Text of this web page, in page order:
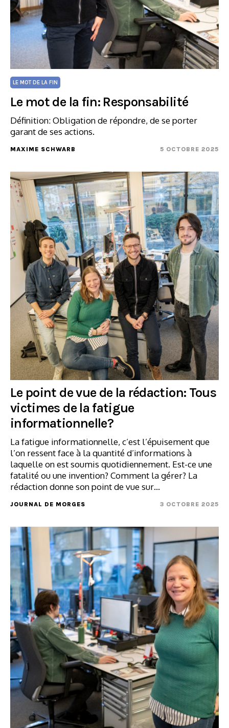
LE MOT DE LA FIN
Le mot de la fin: Responsabilité
Définition: Obligation de répondre, de se porter
garant de ses actions.
MAXIME SCHWARB 5 OCTOBRE 2025
Le point de vue de la rédaction: Tous
victimes de la fatigue
informationnelle?
La fatigue informationnelle, c’est l’épuisement que
l’on ressent face à la quantité d’informations à
laquelle on est soumis quotidiennement. Est-ce une
fatalité ou une invention? Comment la gérer? La
rédaction donne son point de vue sur…
JOURNAL DE MORGES 3 OCTOBRE 2025